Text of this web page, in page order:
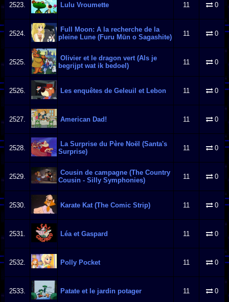
2523. Lulu Vroumette 11 0
2524.
Full Moon: A la recherche de la
pleine Lune (Furu Mūn o Sagashite)
11 0
2525.
Olivier et le dragon vert (Als je
begrijpt wat ik bedoel)
11 0
2526. Les enquêtes de Geleuil et Lebon 11 0
2527. American Dad! 11 0
2528.
La Surprise du Père Noël (Santa's
Surprise)
11 0
2529.
Cousin de campagne (The Country
Cousin - Silly Symphonies)
11 0
2530. Karate Kat (The Comic Strip) 11 0
2531. Léa et Gaspard 11 0
2532. Polly Pocket 11 0
2533. Patate et le jardin potager 11 0